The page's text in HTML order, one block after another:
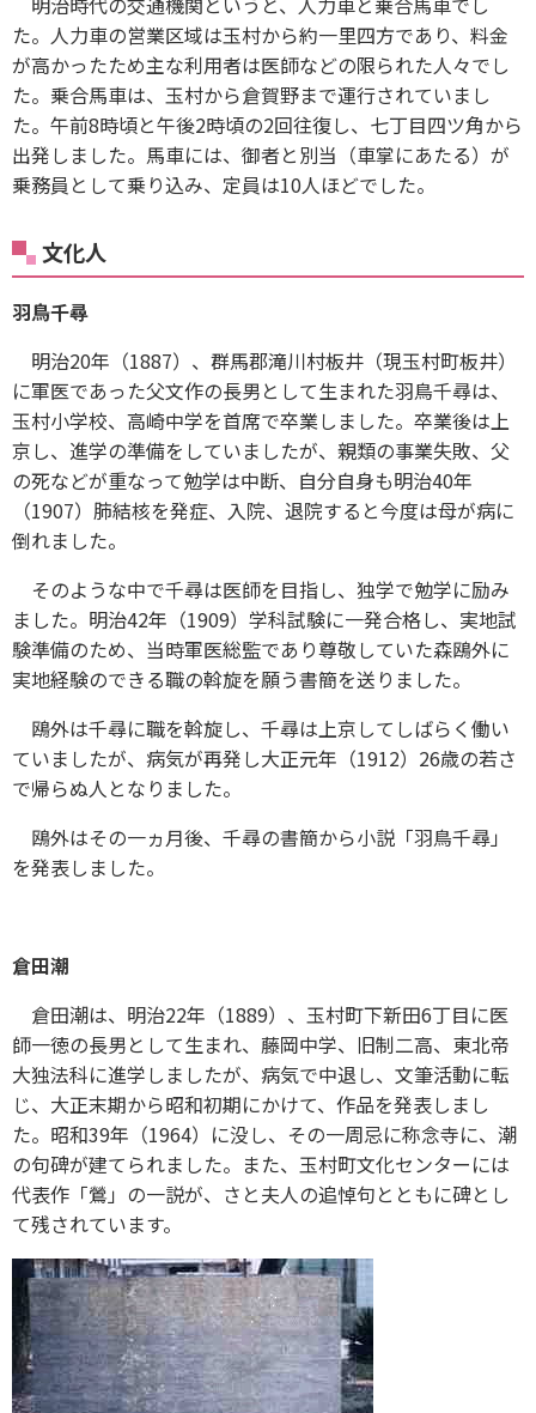
た。人力車の営業区域は玉村から約一里四方であり、料金
が高かったため主な利用者は医師などの限られた人々でし
た。乗合馬車は、玉村から倉賀野まで運行されていまし
た。午前8時頃と午後2時頃の2回往復し、七丁目四ツ角から
出発しました。馬車には、御者と別当（車掌にあたる）が
乗務員として乗り込み、定員は10人ほどでした。
文化人
羽鳥千尋
明治20年（1887）、群馬郡滝川村板井（現玉村町板井）
に軍医であった父文作の長男として生まれた羽鳥千尋は、
玉村小学校、高崎中学を首席で卒業しました。卒業後は上
京し、進学の準備をしていましたが、親類の事業失敗、父
の死などが重なって勉学は中断、自分自身も明治40年
（1907）肺結核を発症、入院、退院すると今度は母が病に
倒れました。
そのような中で千尋は医師を目指し、独学で勉学に励み
ました。明治42年（1909）学科試験に一発合格し、実地試
験準備のため、当時軍医総監であり尊敬していた森鴎外に
実地経験のできる職の斡旋を願う書簡を送りました。
鴎外は千尋に職を斡旋し、千尋は上京してしばらく働い
ていましたが、病気が再発し大正元年（1912）26歳の若さ
で帰らぬ人となりました。
鴎外はその一ヵ月後、千尋の書簡から小説「羽鳥千尋」
を発表しました。
倉田潮
倉田潮は、明治22年（1889）、玉村町下新田6丁目に医
師一徳の長男として生まれ、藤岡中学、旧制二高、東北帝
大独法科に進学しましたが、病気で中退し、文筆活動に転
じ、大正末期から昭和初期にかけて、作品を発表しまし
た。昭和39年（1964）に没し、その一周忌に称念寺に、潮
の句碑が建てられました。また、玉村町文化センターには
代表作「鶯」の一説が、さと夫人の追悼句とともに碑とし
て残されています。